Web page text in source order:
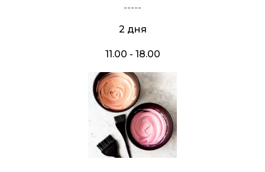
-----
2 дня
11.00 - 18.00